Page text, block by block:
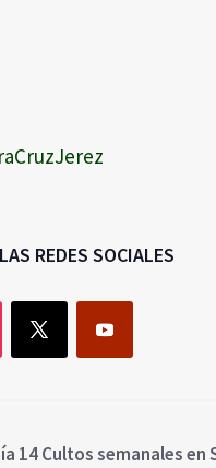
REDES SOCIALES
14 Cultos semanales en